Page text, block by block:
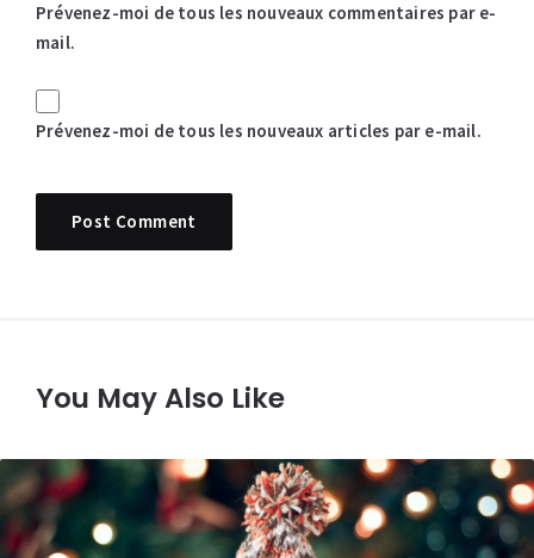
Prévenez-moi de tous les nouveaux commentaires par e-
mail.
Prévenez-moi de tous les nouveaux articles par e-mail.
You May Also Like